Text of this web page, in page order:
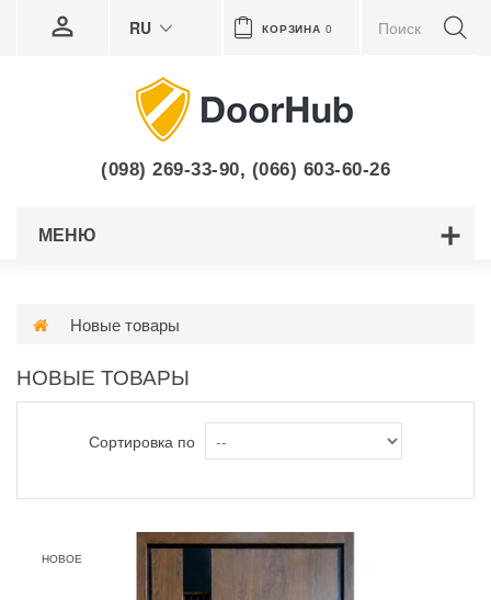
КОРЗИНА 0
RU
(098) 269-33-90, (066) 603-60-26
МЕНЮ
Новые товары
НОВЫЕ ТОВАРЫ
Сортировка по
НОВОЕ